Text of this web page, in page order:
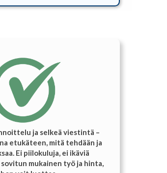
ja selkeä viestintä –
etukäteen, mitä tehdään ja
Ei piilokuluja, ei ikäviä
mukainen työ ja hinta,